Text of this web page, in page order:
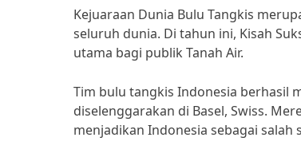
Kejuaraan Dunia Bulu Tangkis
seluruh dunia. Di tahun ini, Kisah
utama bagi publik Tanah Air.
Tim bulu tangkis Indonesia berhasil
diselenggarakan di Basel, Swiss.
menjadikan Indonesia sebagai